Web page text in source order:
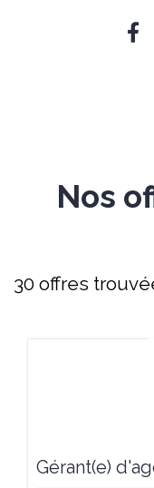
Nos
30 offres
Gérant(e)